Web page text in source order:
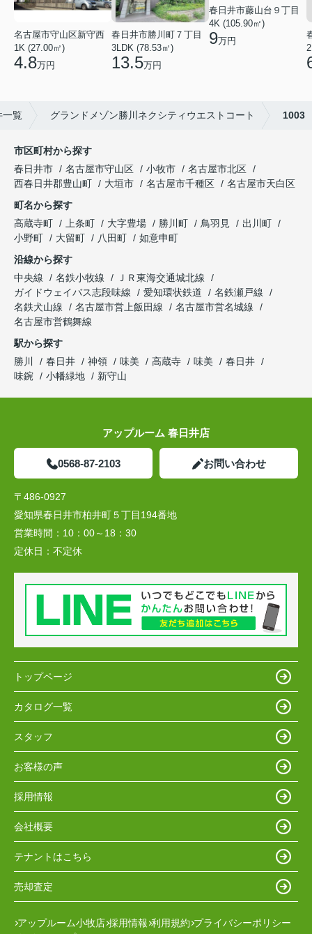
名古屋市守山区新守西
1K (27.00㎡)
4.8万円
春日井市勝川町７丁目
3LDK (78.53㎡)
13.5万円
春日井市藤山台９丁目
4K (105.90㎡)
9万円
一覧 グランドメゾン勝川ネクシティウエストコート 1003
市区町村から探す
春日井市
名古屋市守山区 小牧市
名古屋市北区
西春日井郡豊山町
大垣市 名古屋市千種区
名古屋市天白区
町名から探す
高蔵寺町
上条町 大字豊場 勝川町 鳥羽見
出川町
小野町
大留町 八田町
如意申町
沿線から探す
中央線
名鉄小牧線
ＪＲ東海交通城北線
ガイドウェイバス志段味線
愛知環状鉄道
名鉄瀬戸線
名鉄犬山線
名古屋市営上飯田線
名古屋市営名城線
名古屋市営鶴舞線
駅から探す
勝川
春日井 神領 味美 高蔵寺 味美
春日井
味鋺
小幡緑地 新守山
アップルーム 春日井店
0568-87-2103 お問い合わせ
〒486-0927
愛知県春日井市柏井町５丁目194番地
営業時間： 10：00～18：30
定休日： 不定休
トップページ
カタログ一覧
スタッフ
お客様の声
採用情報
会社概要
テナントはこちら
売却査定
アップルーム小牧店 採用情報 利用規約 プライバシーポリシー